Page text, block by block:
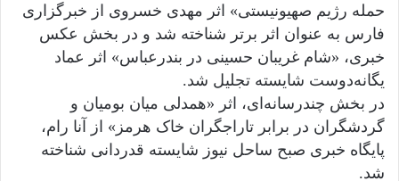
حمله رژیم صهیونیستی» اثر مهدی خسروی از خبرگزاری
فارس به عنوان اثر برتر شناخته شد و در بخش عکس
خبری، «شام غریبان حسینی در بندرعباس» اثر عماد
یگانه‌دوست شایسته تجلیل شد.
در بخش چندرسانه‌ای، اثر «همدلی میان بومیان و
گردشگران در برابر تاراجگران خاک هرمز» از آنا رام،
پایگاه خبری صبح ساحل نیوز شایسته قدردانی شناخته
شد.